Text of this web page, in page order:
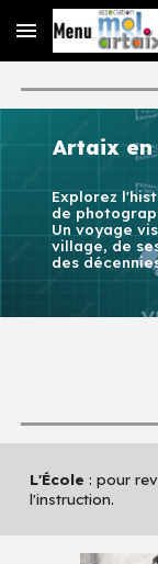
Skip to main
Artaix en
Explorez
de
Un voyage
village, de
des
L'École : pour
l'instruction.